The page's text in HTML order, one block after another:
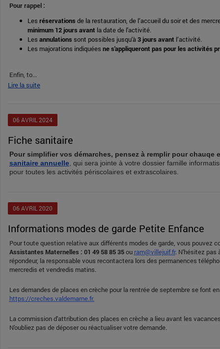
Pour rappel :
Les réservations de la restauration, de l’accueil du soir et des
minimum 12 jours avant la date de l'activité.
Les annulations sont possibles jusqu'à3 jours avant l’activité.
Les majorations indiquées ne s'appliqueront pas pour les activités
Enfin, to...
Lire la suite
06AVRIL 2024
Fiche sanitaire
Pour simplifier vos démarches, pensez à remplir pour chauqe
sanitaire annuelle, qui sera jointe à votre dossier famille
pour toutes les activités périscolaires et extrascolaires.
06AVRIL 2020
Informations modes de garde Petite Enfance
Pour toute question relative aux différents modes de garde, vous pouvez
Assistantes Maternelles : 01 49 58 85 35ou ram@villejuif.fr. N'hésitez pas
répondeur, la responsable vous recontactera lors des permanences
mercredis et vendredis matins.
Les demandes de places en crèche pour la rentrée de septembre se font
https://creches.valdemarne.fr.
La commission d'attribution des places en crèche a lieu avant les
N'oubliez pas de déposer ou réactualiser votre demande.